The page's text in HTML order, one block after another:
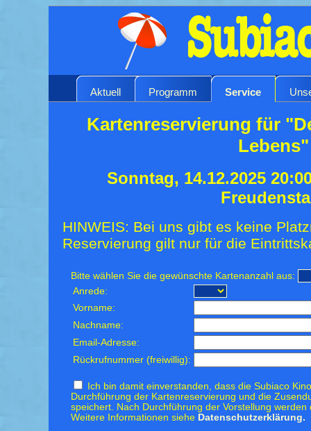
Aktuell Programm Service
Kartenreservierung für
Lebens"
Sonntag, 14.12.2025
HINWEIS: Bei uns gibt es keine
Reservierung gilt nur für die
Bitte wählen Sie die gewünschte Kartenanzahl aus:
Anrede:
Vorname:
Nachname:
Email-Adresse:
Rückrufnummer (freiwillig):
Ich bin damit einverstanden, dass die Subiaco
Durchführung der Kartenreservierung und die
speichert. Nach Durchführung der Vorstellung
Weitere Informationen siehe Datenschutzerklärung.